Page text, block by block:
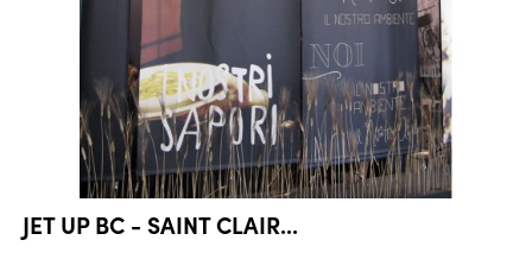
JET UP BC - SAINT CLAIR...